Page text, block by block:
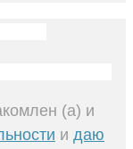
(а) и
и даю